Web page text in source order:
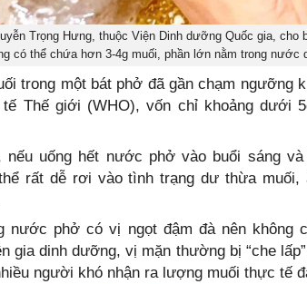
Trọng Hưng, thuộc Viện Dinh dưỡng Quốc gia, cho
có thể chứa hơn 3-4g muối, phần lớn nằm trong nước
trong một bát phở đã gần chạm ngưỡng
Thế giới (WHO), vốn chỉ khoảng dưới
nếu uống hết nước phở vào buổi sáng
rất dễ rơi vào tình trạng dư thừa muối,
nước phở có vị ngọt đậm đà nên không
gia dinh dưỡng, vị mặn thường bị “che
người khó nhận ra lượng muối thực tế